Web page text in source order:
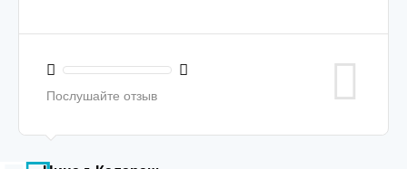
Послушайте отзыв